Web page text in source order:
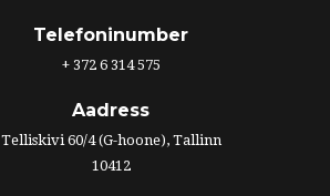
Telefoninumber
+ 372 6 314 575
Aadress
Telliskivi 60/4 (G-hoone), Tallinn
10412